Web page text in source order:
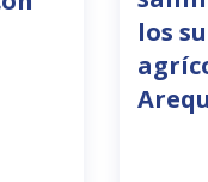
los